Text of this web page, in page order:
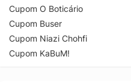
Cupom O Boticário
Cupom Buser
Cupom Niazi Chohfi
Cupom KaBuM!